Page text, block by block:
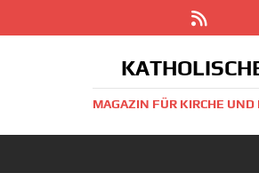
MAGAZIN FÜR KIRCHE UND